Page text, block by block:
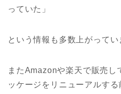
っていた」
という情報も多数上がってい
またAmazonや楽天で販売し
ッケージをリニューアルす